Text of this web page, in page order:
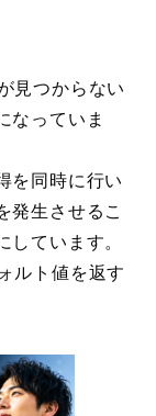
見つからない
なっていま
を同時に行い
発生させるこ
しています。
ルト値を返す